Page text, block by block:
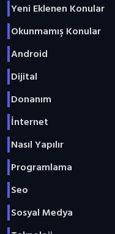
Yeni Eklenen Konular
Okunmamış Konular
Android
Dijital
Donanım
İnternet
Nasıl Yapılır
Programlama
Seo
Sosyal Medya